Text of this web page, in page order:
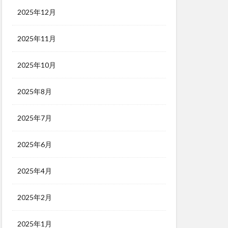
2025年12月
2025年11月
2025年10月
2025年8月
2025年7月
2025年6月
2025年4月
2025年2月
2025年1月